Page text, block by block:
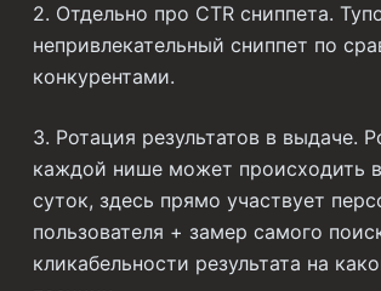
2. Отдельно про CTR сниппета.
непривлекательный сниппет по
конкурентами.
3. Ротация результатов в выдаче.
каждой нише может происходить
суток, здесь прямо участвует
пользователя + замер самого
кликабельности результата на